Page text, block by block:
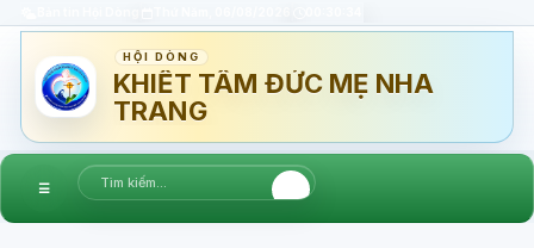
HỘI DÒNG
KHIẾT TÂM ĐỨC MẸ NHA
TRANG
☰